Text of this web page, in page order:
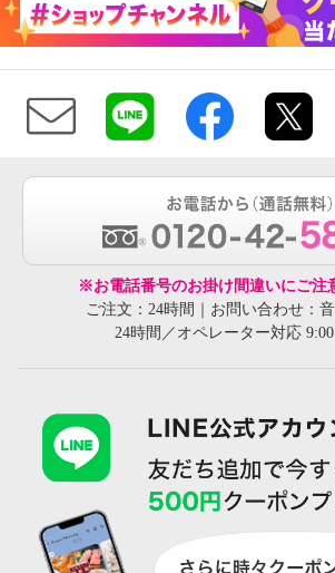
※お電話番号のお掛け間違いにご注
ご注文：24時間｜お問い合わせ：
24時間／オペレーター対応